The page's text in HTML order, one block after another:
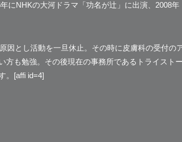
にNHKの大河ドラマ「功名が辻」に出演、2008年
因とし活動を一旦休止。その時に皮膚科の受付の
方も勉強。 その後現在の事務所であるトライスト
。[affi id=4]